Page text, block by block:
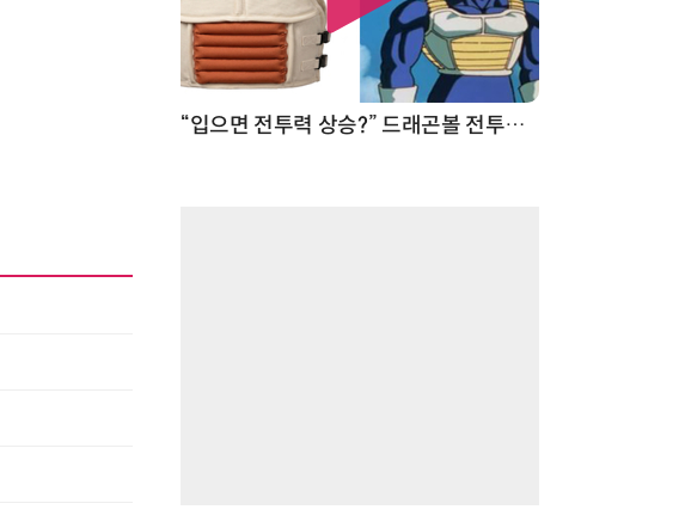
“입으면 전투력 상승?” 드래곤볼 전투복 닮은 중량조끼